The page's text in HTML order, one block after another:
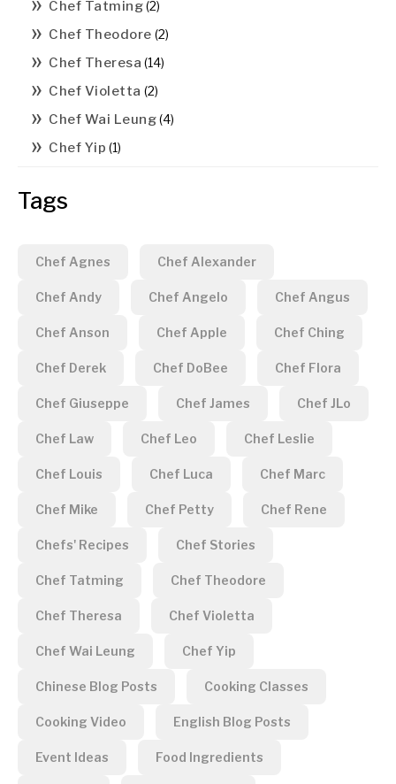
Chef Tatming(2)
Chef Theodore (2)
Chef Theresa (14)
Chef Violetta (2)
Chef Wai Leung(4)
Chef Yip (1)
Tags
Chef Agnes Chef Alexander
Chef Andy Chef Angelo Chef Angus
Chef Anson Chef Apple Chef Ching
Chef Derek Chef DoBee Chef Flora
Chef Giuseppe Chef James Chef JLo
Chef Law Chef Leo Chef Leslie
Chef Louis Chef Luca Chef Marc
Chef Mike Chef Petty Chef Rene
Chefs' Recipes Chef Stories
Chef Tatming Chef Theodore
Chef Theresa Chef Violetta
Chef Wai Leung Chef Yip
Chinese Blog Posts Cooking Classes
Cooking Video English Blog Posts
Event Ideas Food Ingredients